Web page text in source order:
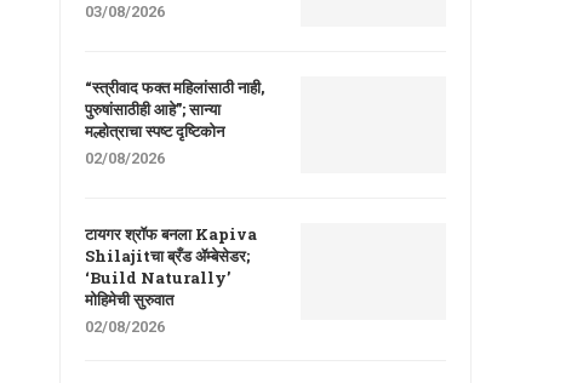
03/08/2026
“स्त्रीवाद फक्त महिलांसाठी नाही,
पुरुषांसाठीही आहे”; सान्या
मल्होत्राचा स्पष्ट दृष्टिकोन
02/08/2026
टायगर श्रॉफ बनला Kapiva
Shilajitचा ब्रँड ॲम्बेसेडर;
‘Build Naturally’
मोहिमेची सुरुवात
02/08/2026